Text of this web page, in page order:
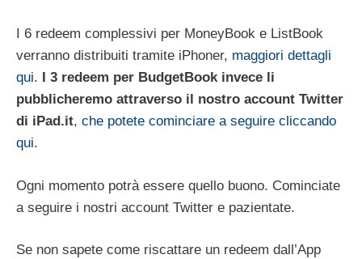
I 6 redeem complessivi per MoneyBook e ListBook
verranno distribuiti tramite iPhoner, maggiori dettagli
qui.
I 3 redeem per BudgetBook invece li
pubblicheremo attraverso il nostro account Twitter
di iPad.it, che potete cominciare a seguire cliccando
qui.
Ogni momento potrà essere quello buono. Cominciate
a seguire i nostri account Twitter e pazientate.
Se non sapete come riscattare un redeem dall’App